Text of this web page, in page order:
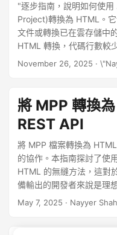
"逐步指南，說明如何使
Project)轉換為 HTML。
文件或轉換已在雲存儲中
HTML 轉換，代碼行數較
November 26, 2025 ·
將 MPP 轉換
REST API
將 MPP 檔案轉換為
的協作。本指南探討了使
HTML 的無縫方法，這對
備輸出的開發者來說是理
May 7, 2025 · Nayyer